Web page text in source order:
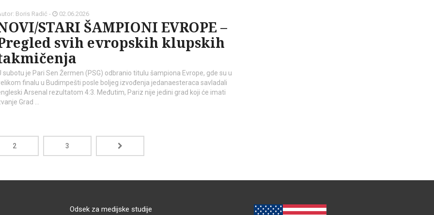
Boris Radić - 02.06.2026
STARI ŠAMPIONI EVROPE –
svih evropskih klupskih
subotu je Pari Sen Žermen (PSG) odbranio titulu šampiona Evrope, gde su u
finalu u Budimpešti posle boljeg izvođenja jedanaesteraca savladali
Arsenal rezultatom 4:3. Međutim, Pariz nije jedini grad koji će imati
Grad …
2 3
Odsek za medijske studije